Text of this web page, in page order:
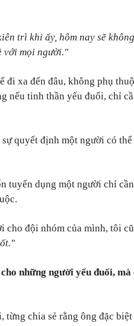
trì khi ấy, hôm nay sẽ
với mọi người."
đi xa đến đâu, không phụ
nếu tinh thần yếu đuối, chỉ
quyết định một người có
tuyển dụng một người chỉ
cho đội nhóm của mình, tôi
những người yếu đuối,
từng chia sẻ rằng ông đặc